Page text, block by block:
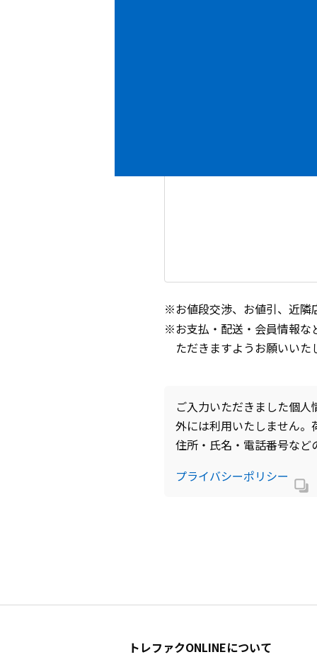
※お値段交渉、お値引、近隣
※お支払・配送・会員情報な
ただきますようお願いいた
ご入力いただきました個
外には利用いたしません
住所・氏名・電話番号など
プライバシーポリシー
トレファクONLINEについて